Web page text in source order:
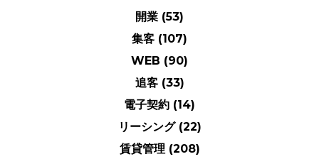
開業 (53)
集客 (107)
WEB (90)
追客 (33)
電子契約 (14)
リーシング (22)
賃貸管理 (208)